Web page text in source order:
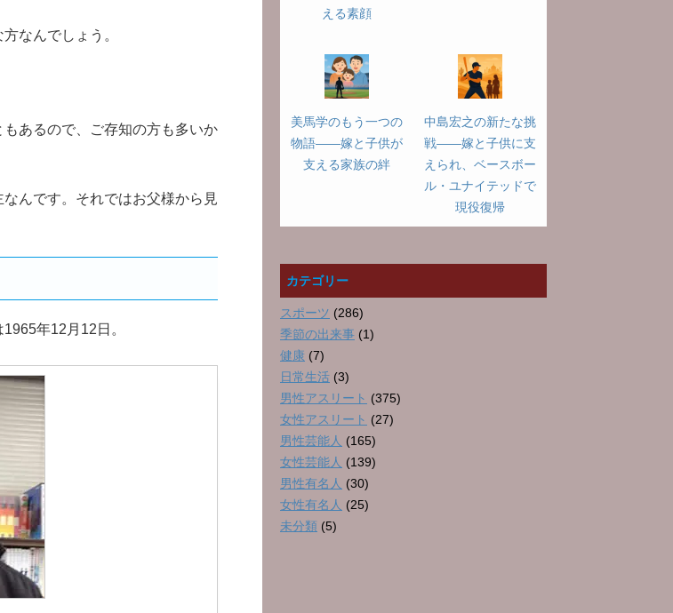
なんでしょう。
あるので、ご存知の方も多いか
んです。それではお父様から見
年12月12日。
える素顔
美馬学のもう一つの
物語――嫁と子供が
支える家族の絆
中島宏之の新たな挑
戦――嫁と子供に支
えられ、ベースボー
ル・ユナイテッドで
現役復帰
カテゴリー
スポーツ (286)
季節の出来事 (1)
健康 (7)
日常生活 (3)
男性アスリート (375)
女性アスリート (27)
男性芸能人 (165)
女性芸能人 (139)
男性有名人 (30)
女性有名人 (25)
未分類 (5)